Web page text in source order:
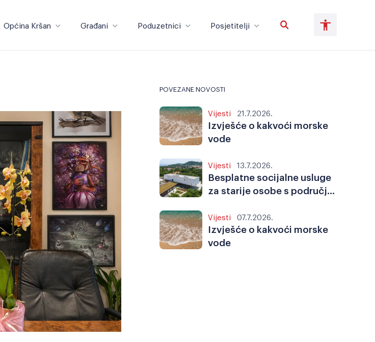
Općina Kršan Građani Poduzetnici Posjetitelji
Veliki tekst Invertiraj boju
Crno-bijelo Razmak slova
Razmak redova Veliki kursor
POVEZANE NOVOSTI
Vijesti 21.7.2026.
Izvješće o kakvoći morske
vode
Vijesti 13.7.2026.
Besplatne socijalne usluge
za starije osobe s područja
Vijesti 07.7.2026.
Izvješće o kakvoći morske
vode